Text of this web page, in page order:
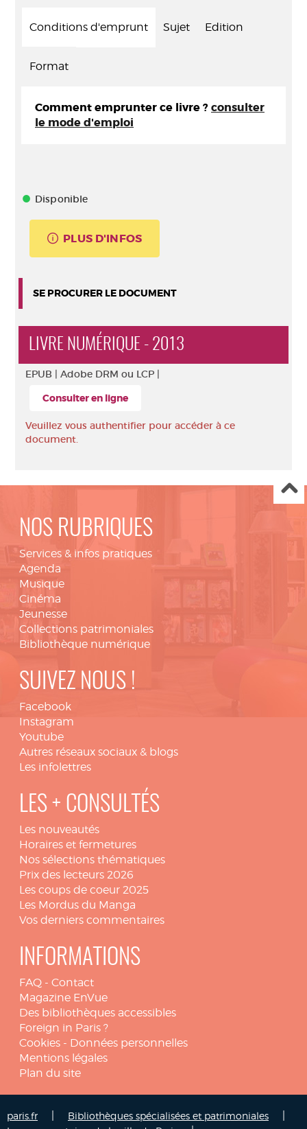
Conditions d'emprunt Sujet Edition
Format
Comment emprunter ce livre ? consulter
le mode d'emploi
Disponible
PLUS D'INFOS
SE PROCURER LE DOCUMENT
LIVRE NUMÉRIQUE - 2013
EPUB | Adobe DRM ou LCP |
Consulter en ligne
Veuillez vous authentifier pour accéder à ce
document.
NOS RUBRIQUES
Services & infos pratiques
Agenda
Musique
Cinéma
Jeunesse
Collections patrimoniales
Bibliothèque numérique
SUIVEZ NOUS !
Facebook
Instagram
Youtube
Autres réseaux sociaux & blogs
Les infolettres
LES + CONSULTÉS
Les nouveautés
Horaires et fermetures
Nos sélections thématiques
Prix des lecteurs 2026
Les coups de coeur 2025
Les Mordus du Manga
Vos derniers commentaires
INFORMATIONS
FAQ - Contact
Magazine EnVue
Des bibliothèques accessibles
Foreign in Paris ?
Cookies - Données personnelles
Mentions légales
Plan du site
paris.fr Bibliothèques spécialisées et patrimoniales